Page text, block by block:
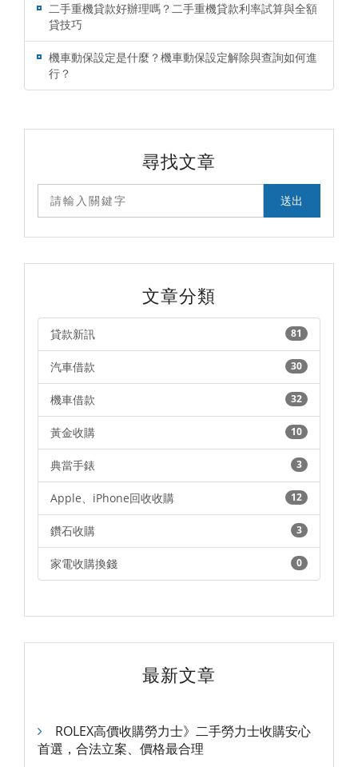
二手重機貸款好辦理嗎？二手重機貸款利率試算與全額
貸技巧
機車動保設定是什麼？機車動保設定解除與查詢如何進
行？
尋找文章
文章分類
81
貸款新訊
30
汽車借款
32
機車借款
10
黃金收購
3
典當手錶
12
Apple、iPhone回收收購
3
鑽石收購
0
家電收購換錢
最新文章
ROLEX高價收購勞力士》二手勞力士收購安心
首選，合法立案、價格最合理